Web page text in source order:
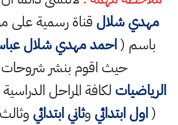
مهدي شلال قناة رسمية على
باسم (احمد مهدي شلال
حيث اقوم بنشر
الرياضيات لكافة المراحل
(اول ابتدائي وثاني ابتدائي